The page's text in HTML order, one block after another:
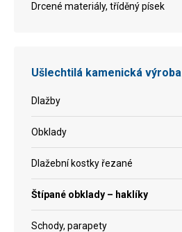
Drcené materiály, tříděný písek
Ušlechtilá kamenická výroba
Dlažby
Obklady
Dlažební kostky řezané
Štípané obklady – haklíky
Schody, parapety